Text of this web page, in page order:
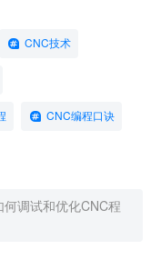
CNC技术
CNC编程口诀
何调试和优化CNC程